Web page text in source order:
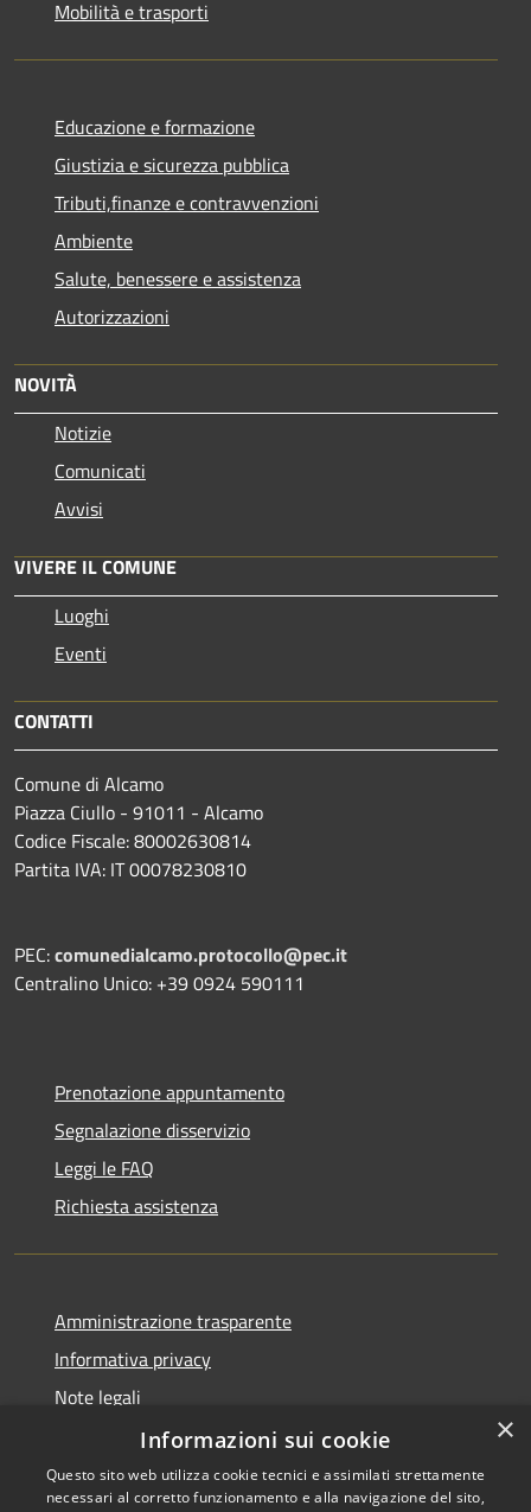
Mobilità e trasporti
Educazione e formazione
Giustizia e sicurezza pubblica
Tributi,finanze e contravvenzioni
Ambiente
Salute, benessere e assistenza
Autorizzazioni
NOVITÀ
Notizie
Comunicati
Avvisi
VIVERE IL COMUNE
Luoghi
Eventi
CONTATTI
Comune di Alcamo
Piazza Ciullo - 91011 - Alcamo
Codice Fiscale: 80002630814
Partita IVA: IT 00078230810
PEC:comunedialcamo.protocollo@pec.it
Centralino Unico: +39 0924 590111
Prenotazione appuntamento
Segnalazione disservizio
Leggi le FAQ
Richiesta assistenza
Amministrazione trasparente
Informativa privacy
Note legali
Dichiarazione di accessibilità
×
Informazioni sui cookie
Questo sito web utilizza cookie tecnici e assimilati strettamente
necessari al corretto funzionamento e alla navigazione del sito,